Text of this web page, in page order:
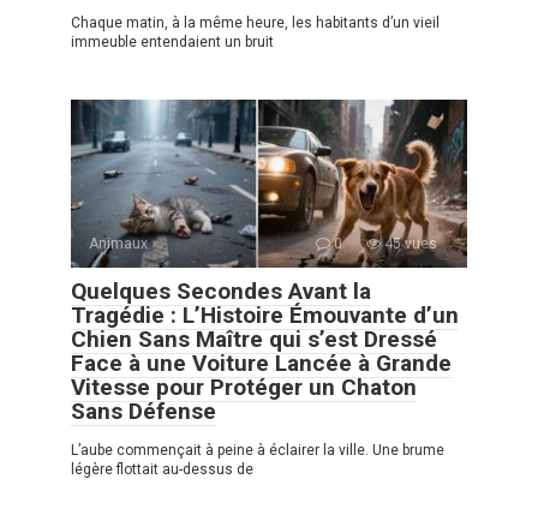
Chaque matin, à la même heure, les habitants d’un vieil
immeuble entendaient un bruit
Animaux 0 45 vues
Quelques Secondes Avant la
Tragédie : L’Histoire Émouvante d’un
Chien Sans Maître qui s’est Dressé
Face à une Voiture Lancée à Grande
Vitesse pour Protéger un Chaton
Sans Défense
L’aube commençait à peine à éclairer la ville. Une brume
légère flottait au-dessus de